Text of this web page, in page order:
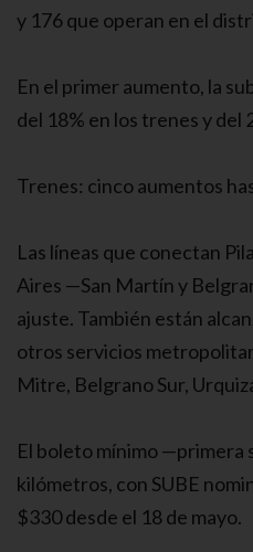
y 176 que operan en el
En el primer aumento, la
del 18% en los trenes y del
Trenes: cinco aumentos
Las líneas que conectan
Aires —San Martín y
ajuste. También están
otros servicios
Mitre, Belgrano Sur,
El boleto mínimo —primera
kilómetros, con SUBE
$330 desde el 18 de mayo.